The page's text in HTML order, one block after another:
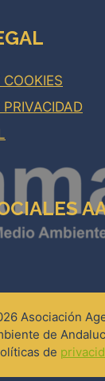
Asociación
de
de